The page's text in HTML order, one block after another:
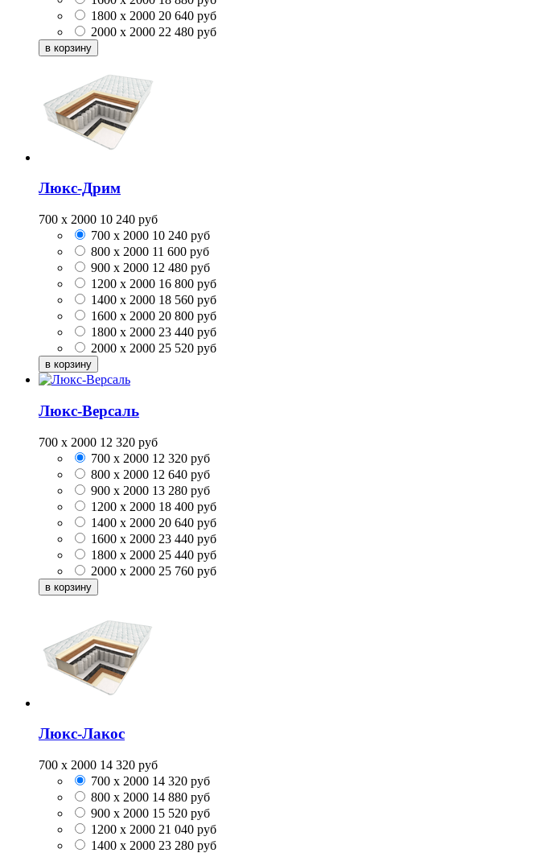
1800 x 2000 20 640 руб
2000 x 2000 22 480 руб
Люкс-Дрим
700 x 2000 10 240 руб
700 x 2000 10 240 руб
800 x 2000 11 600 руб
900 x 2000 12 480 руб
1200 x 2000 16 800 руб
1400 x 2000 18 560 руб
1600 x 2000 20 800 руб
1800 x 2000 23 440 руб
2000 x 2000 25 520 руб
Люкс-Версаль
700 x 2000 12 320 руб
700 x 2000 12 320 руб
800 x 2000 12 640 руб
900 x 2000 13 280 руб
1200 x 2000 18 400 руб
1400 x 2000 20 640 руб
1600 x 2000 23 440 руб
1800 x 2000 25 440 руб
2000 x 2000 25 760 руб
Люкс-Лакос
700 x 2000 14 320 руб
700 x 2000 14 320 руб
800 x 2000 14 880 руб
900 x 2000 15 520 руб
1200 x 2000 21 040 руб
1400 x 2000 23 280 руб